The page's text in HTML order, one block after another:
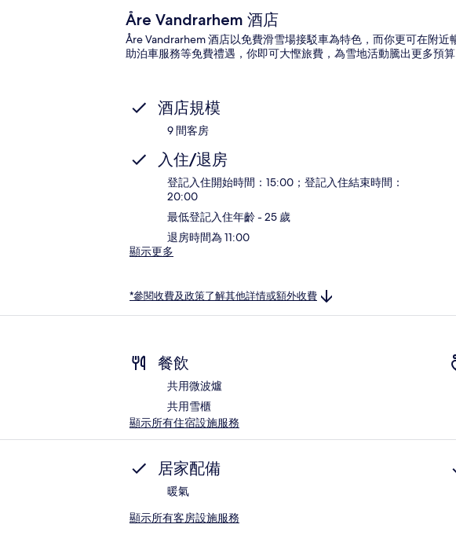
Åre Vandrarhem 酒店
Åre Vandrarhem 酒店以免費滑雪場接駁車為特色，而你更可在附
助泊車服務等免費禮遇，你即可大慳旅費，為雪地活動騰出更多預
酒店規模
9 間客房
入住/退房
登記入住開始時間：15:00；登記入住結束時間：
20:00
最低登記入住年齡 - 25 歲
退房時間為 11:00
顯示更多
*參閱收費及政策了解其他詳情或額外收費
餐飲
共用微波爐
共用雪櫃
顯示所有住宿設施服務
居家配備
暖氣
顯示所有客房設施服務